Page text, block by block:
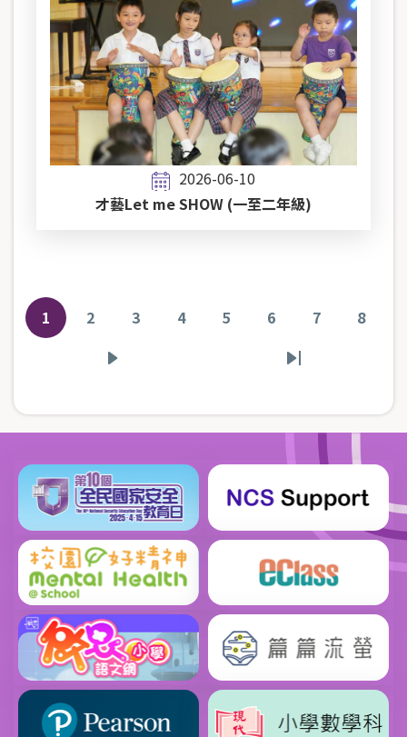
2026-06-10
才藝Let me SHOW (一至二年級)
Pagination
目
1
頁
2
頁
3
頁
4
頁
5
頁
6
頁
7
頁
8
頁
Last